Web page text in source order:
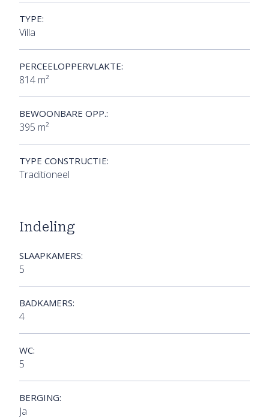
TYPE:
Villa
PERCEELOPPERVLAKTE:
814 m²
BEWOONBARE OPP.:
395 m²
TYPE CONSTRUCTIE:
Traditioneel
Indeling
SLAAPKAMERS:
5
BADKAMERS:
4
WC:
5
BERGING:
Ja